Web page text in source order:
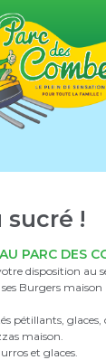
sucré !
PARC DES
disposition au
Burgers maison
pétillants, glaces,
maison.
et glaces.